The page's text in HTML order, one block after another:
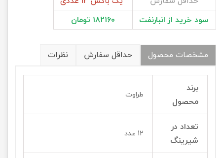
سود خرید از انبارنفت
182160 تومان
مشخصات محصول حداقل سفارش نظرات
برند
محصول
طراوت
تعداد در
شیرینگ
12 عدد